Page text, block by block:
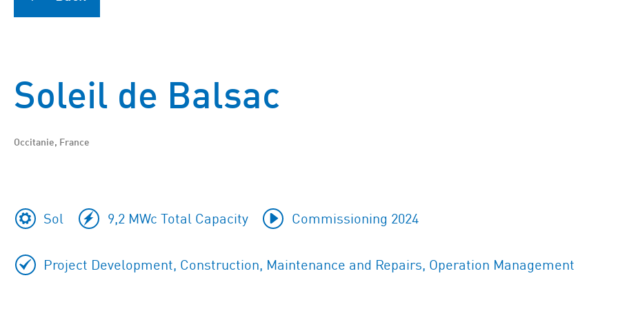
Soleil de Balsac
Occitanie, France
Sol 9,2 MWc Total Capacity Commissioning 2024
Project Development, Construction, Maintenance and Repairs, Operation Management